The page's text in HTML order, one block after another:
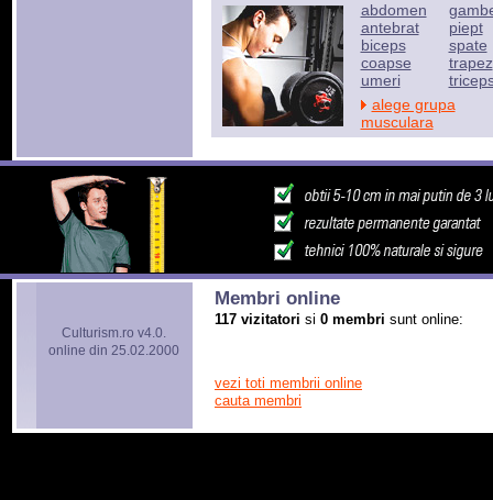
abdomen
antebrat
biceps
coapse
umeri
piept
spate
trapez
alege grupa
musculara
Culturism.ro v4.0.
online din 25.02.2000
Membri online
117 vizitatori si 0 membri sunt online:
vezi toti membrii online
cauta membri